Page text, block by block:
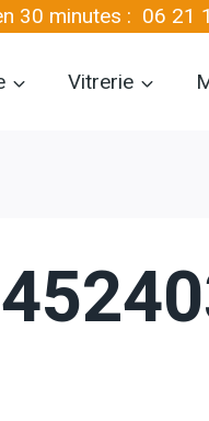
30 minutes : 06 21
Vitrerie